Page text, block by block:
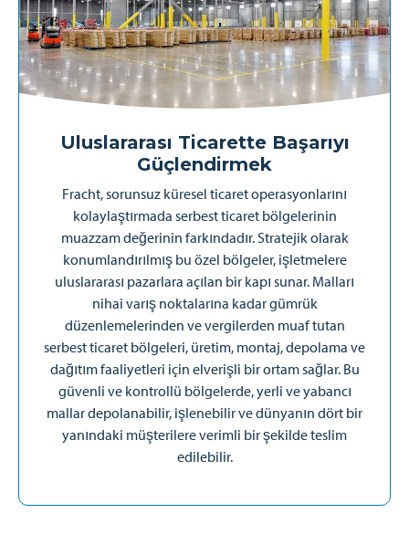
Uluslararası Ticarette Başarıyı
Güçlendirmek
Fracht, sorunsuz küresel ticaret operasyonlarını
kolaylaştırmada serbest ticaret bölgelerinin
muazzam değerinin farkındadır. Stratejik olarak
konumlandırılmış bu özel bölgeler, işletmelere
uluslararası pazarlara açılan bir kapı sunar. Malları
nihai varış noktalarına kadar gümrük
düzenlemelerinden ve vergilerden muaf tutan
serbest ticaret bölgeleri, üretim, montaj, depolama ve
dağıtım faaliyetleri için elverişli bir ortam sağlar. Bu
güvenli ve kontrollü bölgelerde, yerli ve yabancı
mallar depolanabilir, işlenebilir ve dünyanın dört bir
yanındaki müşterilere verimli bir şekilde teslim
edilebilir.